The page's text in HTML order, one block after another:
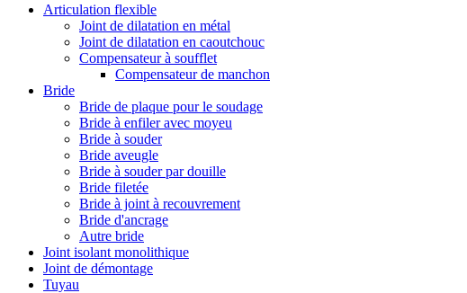
Articulation flexible
Joint de dilatation en métal
Joint de dilatation en caoutchouc
Compensateur à soufflet
Compensateur de manchon
Bride
Bride de plaque pour le soudage
Bride à enfiler avec moyeu
Bride à souder
Bride aveugle
Bride à souder par douille
Bride filetée
Bride à joint à recouvrement
Bride d'ancrage
Autre bride
Joint isolant monolithique
Joint de démontage
Tuyau